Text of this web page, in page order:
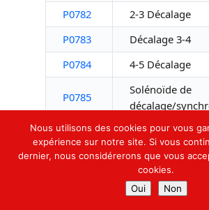
P0782
2-3 Décalage
P0783
Décalage 3-4
P0784
4-5 Décalage
P0785
Solénoïde de
décalage/
P0786
Plage/
solénoïde de
de
vitesse/
Nous utilisons des cookies pour vous
expérience sur notre site. Si vous
dernier, nous considérerons que vous
cookies.
Oui
Non